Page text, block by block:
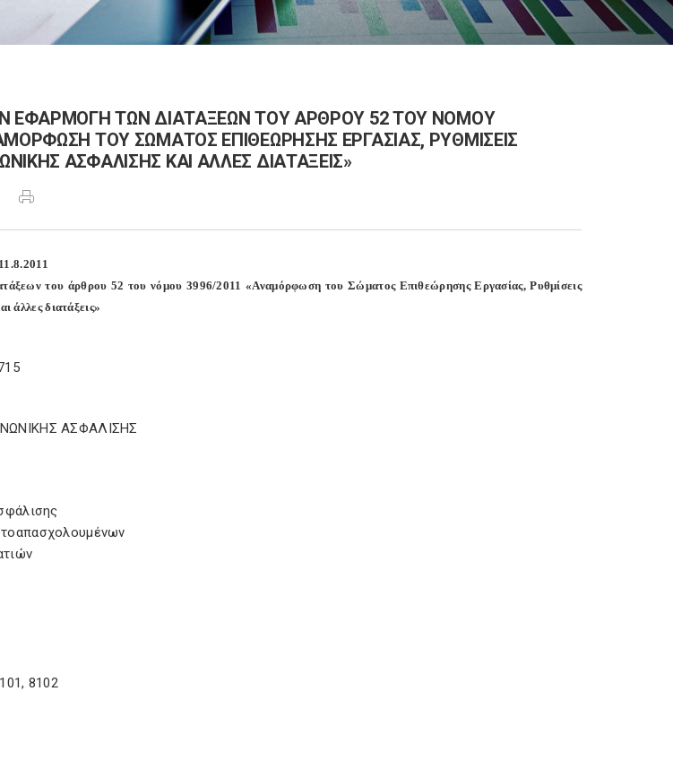
ΕΦΑΡΜΟΓΗ ΤΩΝ ΔΙΑΤΑΞΕΩΝ ΤΟΥ ΑΡΘΡΟΥ 52 ΤΟΥ ΝΟΜΟΥ
ΤΟΥ ΣΩΜΑΤΟΣ ΕΠΙΘΕΩΡΗΣΗΣ ΕΡΓΑΣΙΑΣ, ΡΥΘΜΙΣΕΙΣ
ΑΣΦΑΛΙΣΗΣ ΚΑΙ ΑΛΛΕΣ ΔΙΑΤΑΞΕΙΣ»
του άρθρου 52 του νόμου 3996/2011 «Αναμόρφωση του Σώματος Επιθεώρησης Εργασίας, Ρυθμίσεις
άλλες διατάξεις»
ΑΣΦΑΛΙΣΗΣ
Ασφάλισης
Αυτοαπασχολουμένων
Επαγγελματιών
Αθήνα
8102